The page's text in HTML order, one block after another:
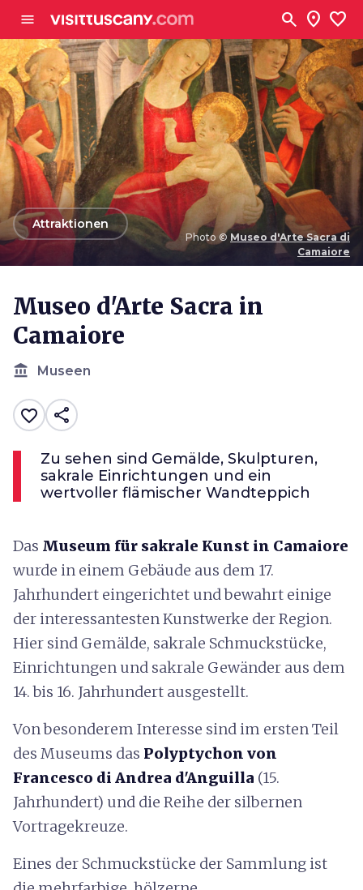
menu search location_on favorite
Photo © Museo d'Arte Sacra di
Camaiore
arrow_backAttraktionen
Museo d'Arte Sacra in
Camaiore
account_balance Museen
favorite_border share
Zu sehen sind Gemälde, Skulpturen,
sakrale Einrichtungen und ein
wertvoller flämischer Wandteppich
Das Museum für sakrale Kunst in Camaiore
wurde in einem Gebäude aus dem 17.
Jahrhundert eingerichtet und bewahrt einige
der interessantesten Kunstwerke der Region.
Hier sind Gemälde, sakrale Schmuckstücke,
Einrichtungen und sakrale Gewänder aus dem
14. bis 16. Jahrhundert ausgestellt.
Von besonderem Interesse sind im ersten Teil
des Museums das Polyptychon von
Francesco di Andrea d'Anguilla (15.
Jahrhundert) und die Reihe der silbernen
Vortragekreuze.
Eines der Schmuckstücke der Sammlung ist